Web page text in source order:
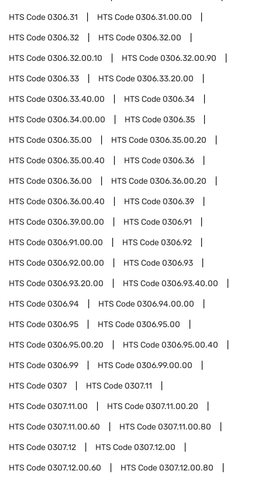
HTS Code0306.31 HTS Code0306.31.00.00
HTS Code0306.32 HTS Code0306.32.00
HTS Code0306.32.00.10 HTS Code0306.32.00.90
HTS Code0306.33 HTS Code0306.33.20.00
HTS Code0306.33.40.00 HTS Code0306.34
HTS Code0306.34.00.00 HTS Code0306.35
HTS Code0306.35.00 HTS Code0306.35.00.20
HTS Code0306.35.00.40 HTS Code0306.36
HTS Code0306.36.00 HTS Code0306.36.00.20
HTS Code0306.36.00.40 HTS Code0306.39
HTS Code0306.39.00.00 HTS Code0306.91
HTS Code0306.91.00.00 HTS Code0306.92
HTS Code0306.92.00.00 HTS Code0306.93
HTS Code0306.93.20.00 HTS Code0306.93.40.00
HTS Code0306.94 HTS Code0306.94.00.00
HTS Code0306.95 HTS Code0306.95.00
HTS Code0306.95.00.20 HTS Code0306.95.00.40
HTS Code0306.99 HTS Code0306.99.00.00
HTS Code0307 HTS Code0307.11
HTS Code0307.11.00 HTS Code0307.11.00.20
HTS Code0307.11.00.60 HTS Code0307.11.00.80
HTS Code0307.12 HTS Code0307.12.00
HTS Code0307.12.00.60 HTS Code0307.12.00.80